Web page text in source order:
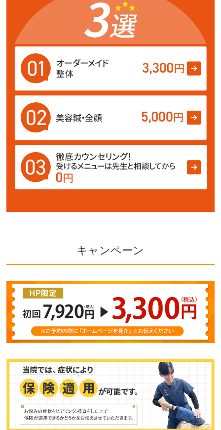
キャンペーン